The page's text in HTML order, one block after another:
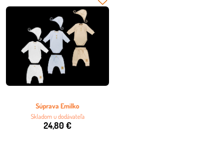
Súprava Emilko
Skladom u dodávateľa
24,80 €